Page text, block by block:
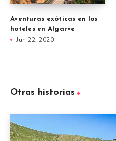
Aventuras exóticas en los
hoteles en Algarve
Jun 22, 2020
Otras historias